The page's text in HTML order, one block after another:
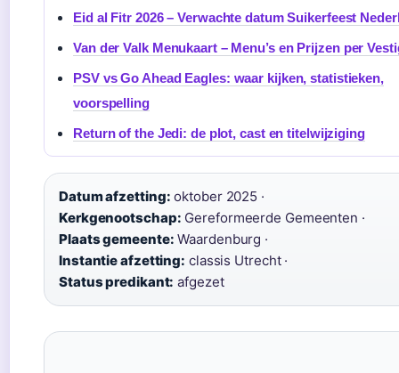
Eid al Fitr 2026 – Verwachte datum Suikerfeest
Van der Valk Menukaart – Menu’s en Prijzen per
PSV vs Go Ahead Eagles: waar kijken, statistieken,
voorspelling
Return of the Jedi: de plot, cast en titelwijziging
Datum afzetting: oktober 2025 ·
Kerkgenootschap: Gereformeerde Gemeenten ·
Plaats gemeente: Waardenburg ·
Instantie afzetting: classis Utrecht ·
Status predikant: afgezet